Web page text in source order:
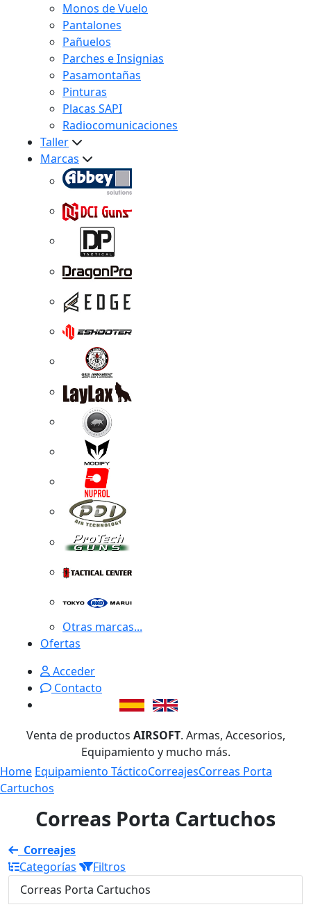
Monos de Vuelo
Pantalones
Pañuelos
Parches e Insignias
Pasamontañas
Pinturas
Placas SAPI
Radiocomunicaciones
Taller
Marcas
Otras marcas...
Ofertas
Acceder
Contacto
Venta de productos AIRSOFT. Armas, Accesorios,
Equipamiento y mucho más.
Home Equipamiento TácticoCorreajesCorreas Porta
Cartuchos
Correas Porta Cartuchos
Correajes
Categorías
Filtros
Correas Porta Cartuchos